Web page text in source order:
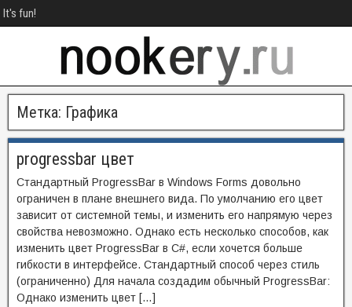
It's fun!
Метка: Графика
progressbar цвет
Стандартный ProgressBar в Windows Forms довольно
ограничен в плане внешнего вида. По умолчанию его цвет
зависит от системной темы, и изменить его напрямую через
свойства невозможно. Однако есть несколько способов, как
изменить цвет ProgressBar в C#, если хочется больше
гибкости в интерфейсе. Стандартный способ через стиль
(ограниченно) Для начала создадим обычный ProgressBar:
Однако изменить цвет […]